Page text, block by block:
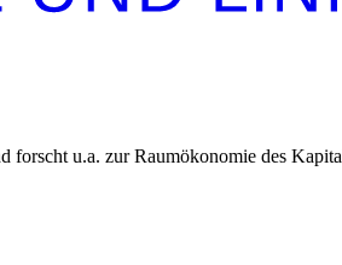
u.a. zur Raumökonomie des